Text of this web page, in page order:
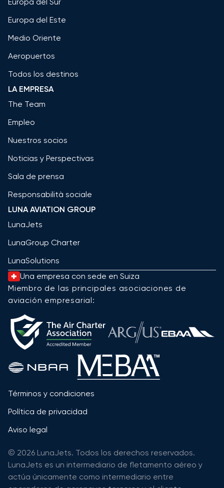
Europa del Sur
Europa del Este
Medio Oriente
Aeropuertos
Todos los destinos
LA EMPRESA
The Team
Empleo
Nuestros socios
Noticias y Perspectivas
Sala de prensa
Responsabilità sociale
LUNA AVIATION GROUP
LunaJets
LunaGroup Charter
LunaSolutions
Una empresa con sede en Suiza
Miembro de las principales asociaciones de
aviación empresarial:
Términos y condiciones
Política de privacidad
Aviso legal
© 2026 LunaJets. Todos los derechos reservados.
LunaJets es un intermediario de fletamento aéreo y
actúa únicamente como intermediario entre